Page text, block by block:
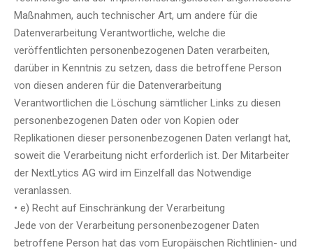
Maßnahmen, auch technischer Art, um andere für die
Datenverarbeitung Verantwortliche, welche die
veröffentlichten personenbezogenen Daten verarbeiten,
darüber in Kenntnis zu setzen, dass die betroffene Person
von diesen anderen für die Datenverarbeitung
Verantwortlichen die Löschung sämtlicher Links zu diesen
personenbezogenen Daten oder von Kopien oder
Replikationen dieser personenbezogenen Daten verlangt hat,
soweit die Verarbeitung nicht erforderlich ist. Der Mitarbeiter
der NextLytics AG wird im Einzelfall das Notwendige
veranlassen.
• e) Recht auf Einschränkung der Verarbeitung
Jede von der Verarbeitung personenbezogener Daten
betroffene Person hat das vom Europäischen Richtlinien- und